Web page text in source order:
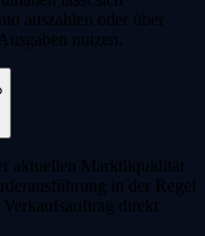
auszahlen oder über
nutzen.
aktuellen Marktliquidität
in der Regel
direkt